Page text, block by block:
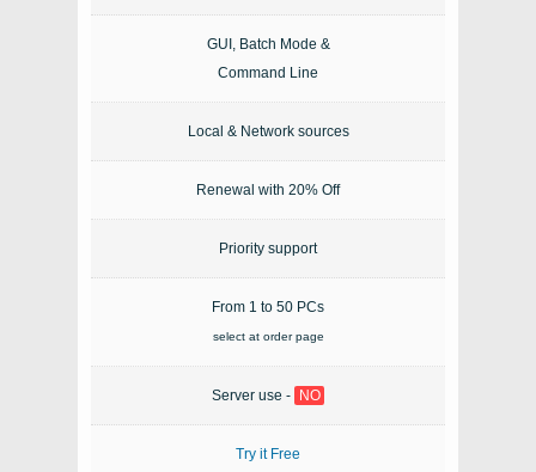
GUI, Batch Mode &
Command Line
Local & Network sources
Renewal with 20% Off
Priority support
From 1 to 50 PCs
select at order page
Server use - NO
Try it Free